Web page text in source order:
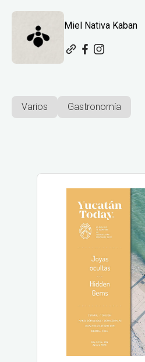
Miel Nativa Kaban
Varios Gastronomía